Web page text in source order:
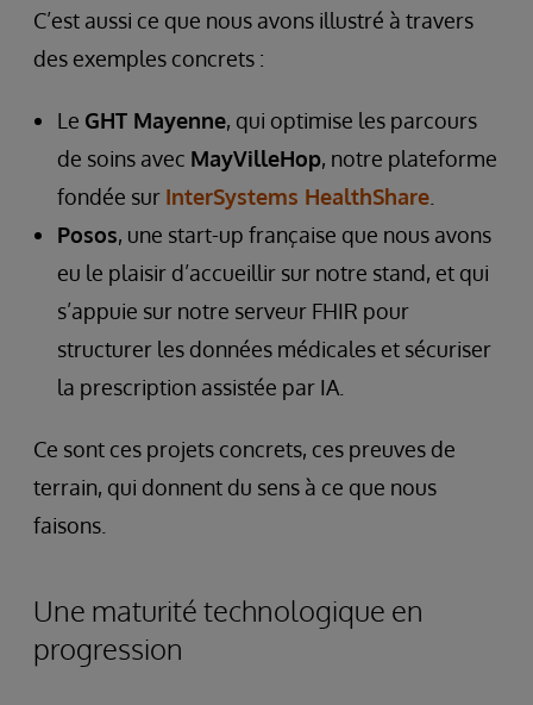
C’est aussi ce que nous avons illustré à travers
des exemples concrets :
Le GHT Mayenne, qui optimise les parcours
de soins avec MayVilleHop, notre plateforme
fondée sur InterSystems HealthShare
Posos, une start-up française que nous avons
eu le plaisir d’accueillir sur notre stand, et qui
s’appuie sur notre serveur FHIR pour
structurer les données médicales et sécuriser
la prescription assistée par IA.
Ce sont ces projets concrets, ces preuves de
terrain, qui donnent du sens à ce que nous
faisons.
Une maturité technologique en
progression